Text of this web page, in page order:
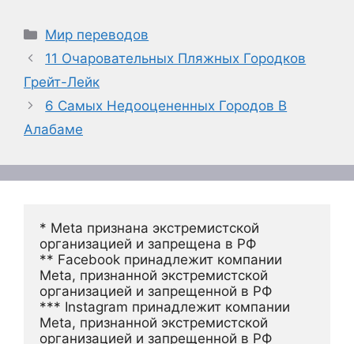
Рубрики
Мир переводов
11 Очаровательных Пляжных Городков
Грейт-Лейк
6 Самых Недооцененных Городов В
Алабаме
* Meta признана экстремистской
организацией и запрещена в РФ
** Facebook принадлежит компании
Meta, признанной экстремистской
организацией и запрещенной в РФ
*** Instagram принадлежит компании
Meta, признанной экстремистской
организацией и запрещенной в РФ